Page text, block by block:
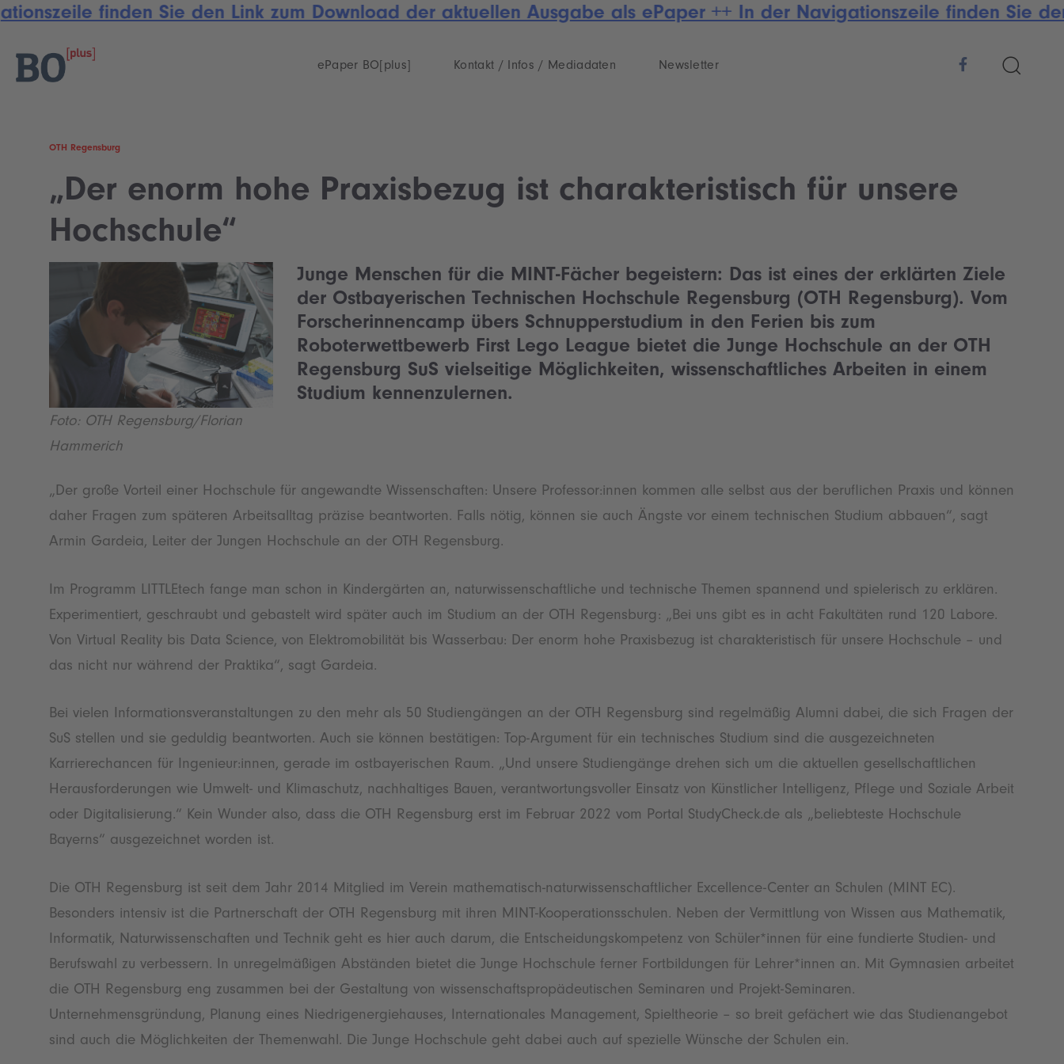
Skip
Skip
primary
navigation
finden Sie den Link zum Download der aktuellen Ausgabe als ePaper ++ In der Navigationszeile finden Sie
ePaper BO[plus] Kontakt / Infos / Mediadaten Newsletter
OTH Regensburg
„Der enorm hohe Praxisbezug ist charakteristisch für unsere
Hochschule“
Foto: OTH Regensburg/Florian
Hammerich
Junge Menschen für die MINT-Fächer begeistern: Das ist eines der erklärten Ziele
der Ostbayerischen Technischen Hochschule Regensburg (OTH Regensburg). Vom
Forscherinnencamp übers Schnupperstudium in den Ferien bis zum
Roboterwettbewerb First Lego League bietet die Junge Hochschule an der OTH
Regensburg SuS vielseitige Möglichkeiten, wissenschaftliches Arbeiten in einem
Studium kennenzulernen.
„Der große Vorteil einer Hochschule für angewandte Wissenschaften: Unsere Professor:innen kommen alle selbst aus der beruflichen Praxis und können
daher Fragen zum späteren Arbeitsalltag präzise beantworten. Falls nötig, können sie auch Ängste vor einem technischen Studium abbauen“, sagt
Armin Gardeia, Leiter der Jungen Hochschule an der OTH Regensburg.
Im Programm LITTLEtech fange man schon in Kindergärten an, naturwissenschaftliche und technische Themen spannend und spielerisch zu erklären.
Experimentiert, geschraubt und gebastelt wird später auch im Studium an der OTH Regensburg: „Bei uns gibt es in acht Fakultäten rund 120 Labore.
Von Virtual Reality bis Data Science, von Elektromobilität bis Wasserbau: Der enorm hohe Praxisbezug ist charakteristisch für unsere Hochschule – und
das nicht nur während der Praktika“, sagt Gardeia.
Bei vielen Informationsveranstaltungen zu den mehr als 50 Studiengängen an der OTH Regensburg sind regelmäßig Alumni dabei, die sich Fragen der
SuS stellen und sie geduldig beantworten. Auch sie können bestätigen: Top-Argument für ein technisches Studium sind die ausgezeichneten
Karrierechancen für Ingenieur:innen, gerade im ostbayerischen Raum. „Und unsere Studiengänge drehen sich um die aktuellen gesellschaftlichen
Herausforderungen wie Umwelt- und Klimaschutz, nachhaltiges Bauen, verantwortungsvoller Einsatz von Künstlicher Intelligenz, Pflege und Soziale Arbeit
oder Digitalisierung.“ Kein Wunder also, dass die OTH Regensburg erst im Februar 2022 vom Portal StudyCheck.de als „beliebteste Hochschule
Bayerns“ ausgezeichnet worden ist.
Die OTH Regensburg ist seit dem Jahr 2014 Mitglied im Verein mathematisch-naturwissenschaftlicher Excellence-Center an Schulen (MINT EC).
Besonders intensiv ist die Partnerschaft der OTH Regensburg mit ihren MINT-Kooperationsschulen. Neben der Vermittlung von Wissen aus Mathematik,
Informatik, Naturwissenschaften und Technik geht es hier auch darum, die Entscheidungskompetenz von Schüler*innen für eine fundierte Studien- und
Berufswahl zu verbessern. In unregelmäßigen Abständen bietet die Junge Hochschule ferner Fortbildungen für Lehrer*innen an. Mit Gymnasien arbeitet
die OTH Regensburg eng zusammen bei der Gestaltung von wissenschaftspropädeutischen Seminaren und Projekt-Seminaren.
Unternehmensgründung, Planung eines Niedrigenergiehauses, Internationales Management, Spieltheorie – so breit gefächert wie das Studienangebot
sind auch die Möglichkeiten der Themenwahl. Die Junge Hochschule geht dabei auch auf spezielle Wünsche der Schulen ein.